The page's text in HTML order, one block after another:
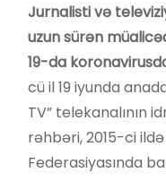
Jurnalisti və
uzun sürən
19-da
cü il 19 iyunda
TV” telekanalının
rəhbəri, 2015-ci
Federasiyasında